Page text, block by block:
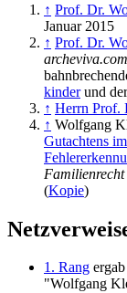
↑ Prof. Dr.
Januar 2015
↑ Prof. Dr.
archeviva.com
kinderund
↑ Herrn Prof.
↑ Wolfgang
Gutachtens
Familienrecht
(Kopie)
1. Rang
"Wolfgang